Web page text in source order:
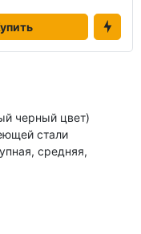
черный цвет)
стали
средняя,